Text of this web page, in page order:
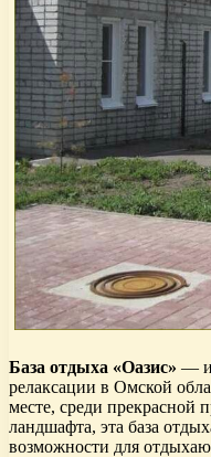
База отдыха «Оазис» —
релаксации в Омской
месте, среди прекрасной
ландшафта, эта база
возможности для